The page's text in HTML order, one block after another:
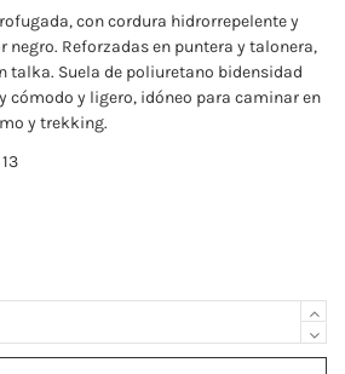
con cordura hidrorrepelente y
negro. Reforzadas en puntera y talonera,
talka. Suela de poliuretano bidensidad
cómodo y ligero, idóneo para caminar en
y trekking.